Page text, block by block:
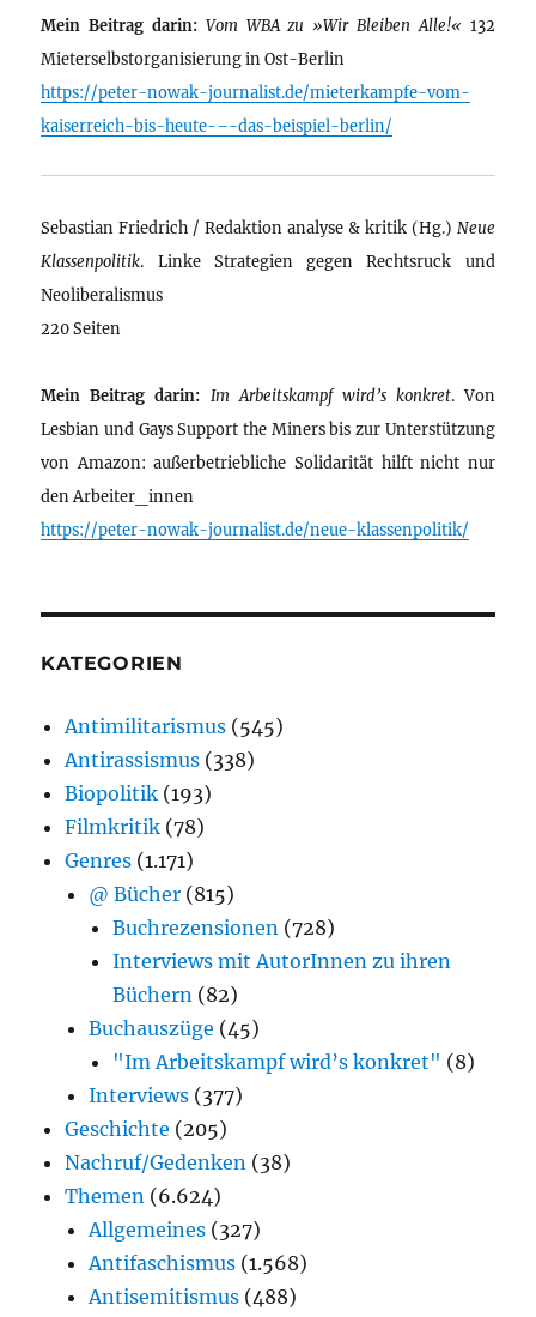
Mein Beitrag darin: Vom WBA zu »Wir Bleiben Alle!« 132
Mieterselbstorganisierung in Ost-Berlin
https://peter-nowak-journalist.de/mieterkampfe-vom-
kaiserreich-bis-heute-–-das-beispiel-berlin/
Sebastian Friedrich / Redaktion analyse & kritik (Hg.) Neue
Klassenpolitik. Linke Strategien gegen Rechtsruck und
Neoliberalismus
220 Seiten
Mein Beitrag darin: Im Arbeitskampf wird’s konkret. Von
Lesbian und Gays Support the Miners bis zur Unterstützung
von Amazon: außerbetriebliche Solidarität hilft nicht nur
den Arbeiter_innen
https://peter-nowak-journalist.de/neue-klassenpolitik/
KATEGORIEN
Antimilitarismus (545)
Antirassismus (338)
Biopolitik (193)
Filmkritik (78)
Genres (1.171)
@ Bücher (815)
Buchrezensionen (728)
Interviews mit AutorInnen zu ihren
Büchern (82)
Buchauszüge (45)
"Im Arbeitskampf wird’s konkret" (8)
Interviews (377)
Geschichte (205)
Nachruf/Gedenken (38)
Themen (6.624)
Allgemeines (327)
Antifaschismus (1.568)
Antisemitismus (488)